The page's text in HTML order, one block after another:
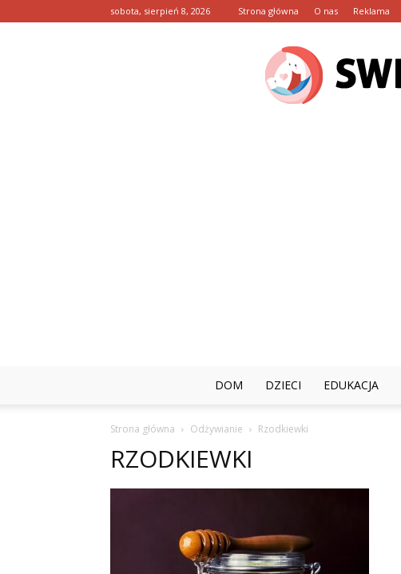
sobota, sierpień 8, 2026 Strona główna O nas Reklama
DOM DZIECI EDUKACJA
Strona główna Odżywianie Rzodkiewki
RZODKIEWKI